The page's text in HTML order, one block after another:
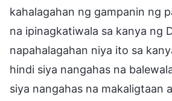
kahalagahan ng gampanin ng
na ipinagkatiwala sa kanya ng
napahalagahan niya ito sa
hindi siya nangahas na
siya nangahas na makaligtaan